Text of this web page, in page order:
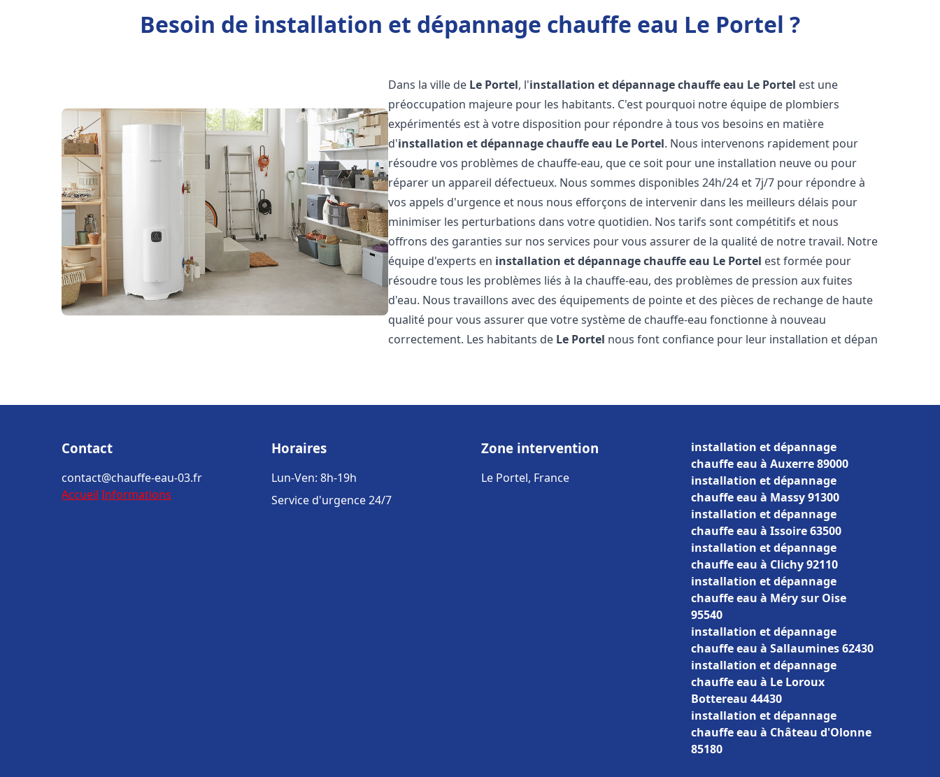
Besoin de installation et dépannage chauffe eau Le Portel ?
Dans la ville de Le Portel, l'installation et dépannage chauffe eau Le Portel est une
préoccupation majeure pour les habitants. C'est pourquoi notre équipe de plombiers
expérimentés est à votre disposition pour répondre à tous vos besoins en matière
d'installation et dépannage chauffe eau Le Portel. Nous intervenons rapidement pour
résoudre vos problèmes de chauffe-eau, que ce soit pour une installation neuve ou pour
réparer un appareil défectueux. Nous sommes disponibles 24h/24 et 7j/7 pour répondre à
vos appels d'urgence et nous nous efforçons de intervenir dans les meilleurs délais pour
minimiser les perturbations dans votre quotidien. Nos tarifs sont compétitifs et nous
offrons des garanties sur nos services pour vous assurer de la qualité de notre travail. Notre
équipe d'experts en installation et dépannage chauffe eau Le Portel est formée pour
résoudre tous les problèmes liés à la chauffe-eau, des problèmes de pression aux fuites
d'eau. Nous travaillons avec des équipements de pointe et des pièces de rechange de haute
qualité pour vous assurer que votre système de chauffe-eau fonctionne à nouveau
correctement. Les habitants de Le Portel nous font confiance pour leur installation et dépan
Contact
contact@chauffe-eau-03.fr
Accueil Informations
Horaires
Lun-Ven: 8h-19h
Service d'urgence 24/7
Zone intervention
Le Portel, France
installation et dépannage
chauffe eau à Auxerre 89000
installation et dépannage
chauffe eau à Massy 91300
installation et dépannage
chauffe eau à Issoire 63500
installation et dépannage
chauffe eau à Clichy 92110
installation et dépannage
chauffe eau à Méry sur Oise
95540
installation et dépannage
chauffe eau à Sallaumines 62430
installation et dépannage
chauffe eau à Le Loroux
Bottereau 44430
installation et dépannage
chauffe eau à Château d'Olonne
85180